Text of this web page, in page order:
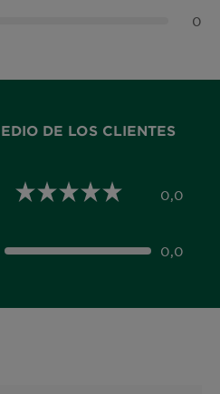
0
DE LOS CLIENTES
0,0
0,0